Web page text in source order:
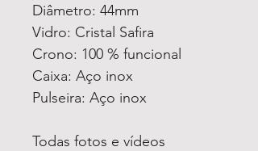
Diâmetro: 44mm
Vidro: Cristal Safira
Crono: 100 % funcional
Caixa: Aço inox
Pulseira: Aço inox
Todas fotos e vídeos